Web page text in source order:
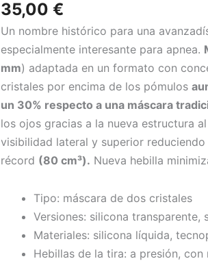
35,00 €
Un nombre histórico para una
especialmente interesante para apnea.
mm) adaptada en un formato con
cristales por encima de los pómulos
un 30% respecto a una máscara
los ojos gracias a la nueva estructura
visibilidad lateral y superior
récord (80 cm³). Nueva hebilla
Tipo: máscara de dos cristales
Versiones: silicona transparente,
Materiales: silicona líquida,
Hebillas de la tira: a presión, con
2
cantidad